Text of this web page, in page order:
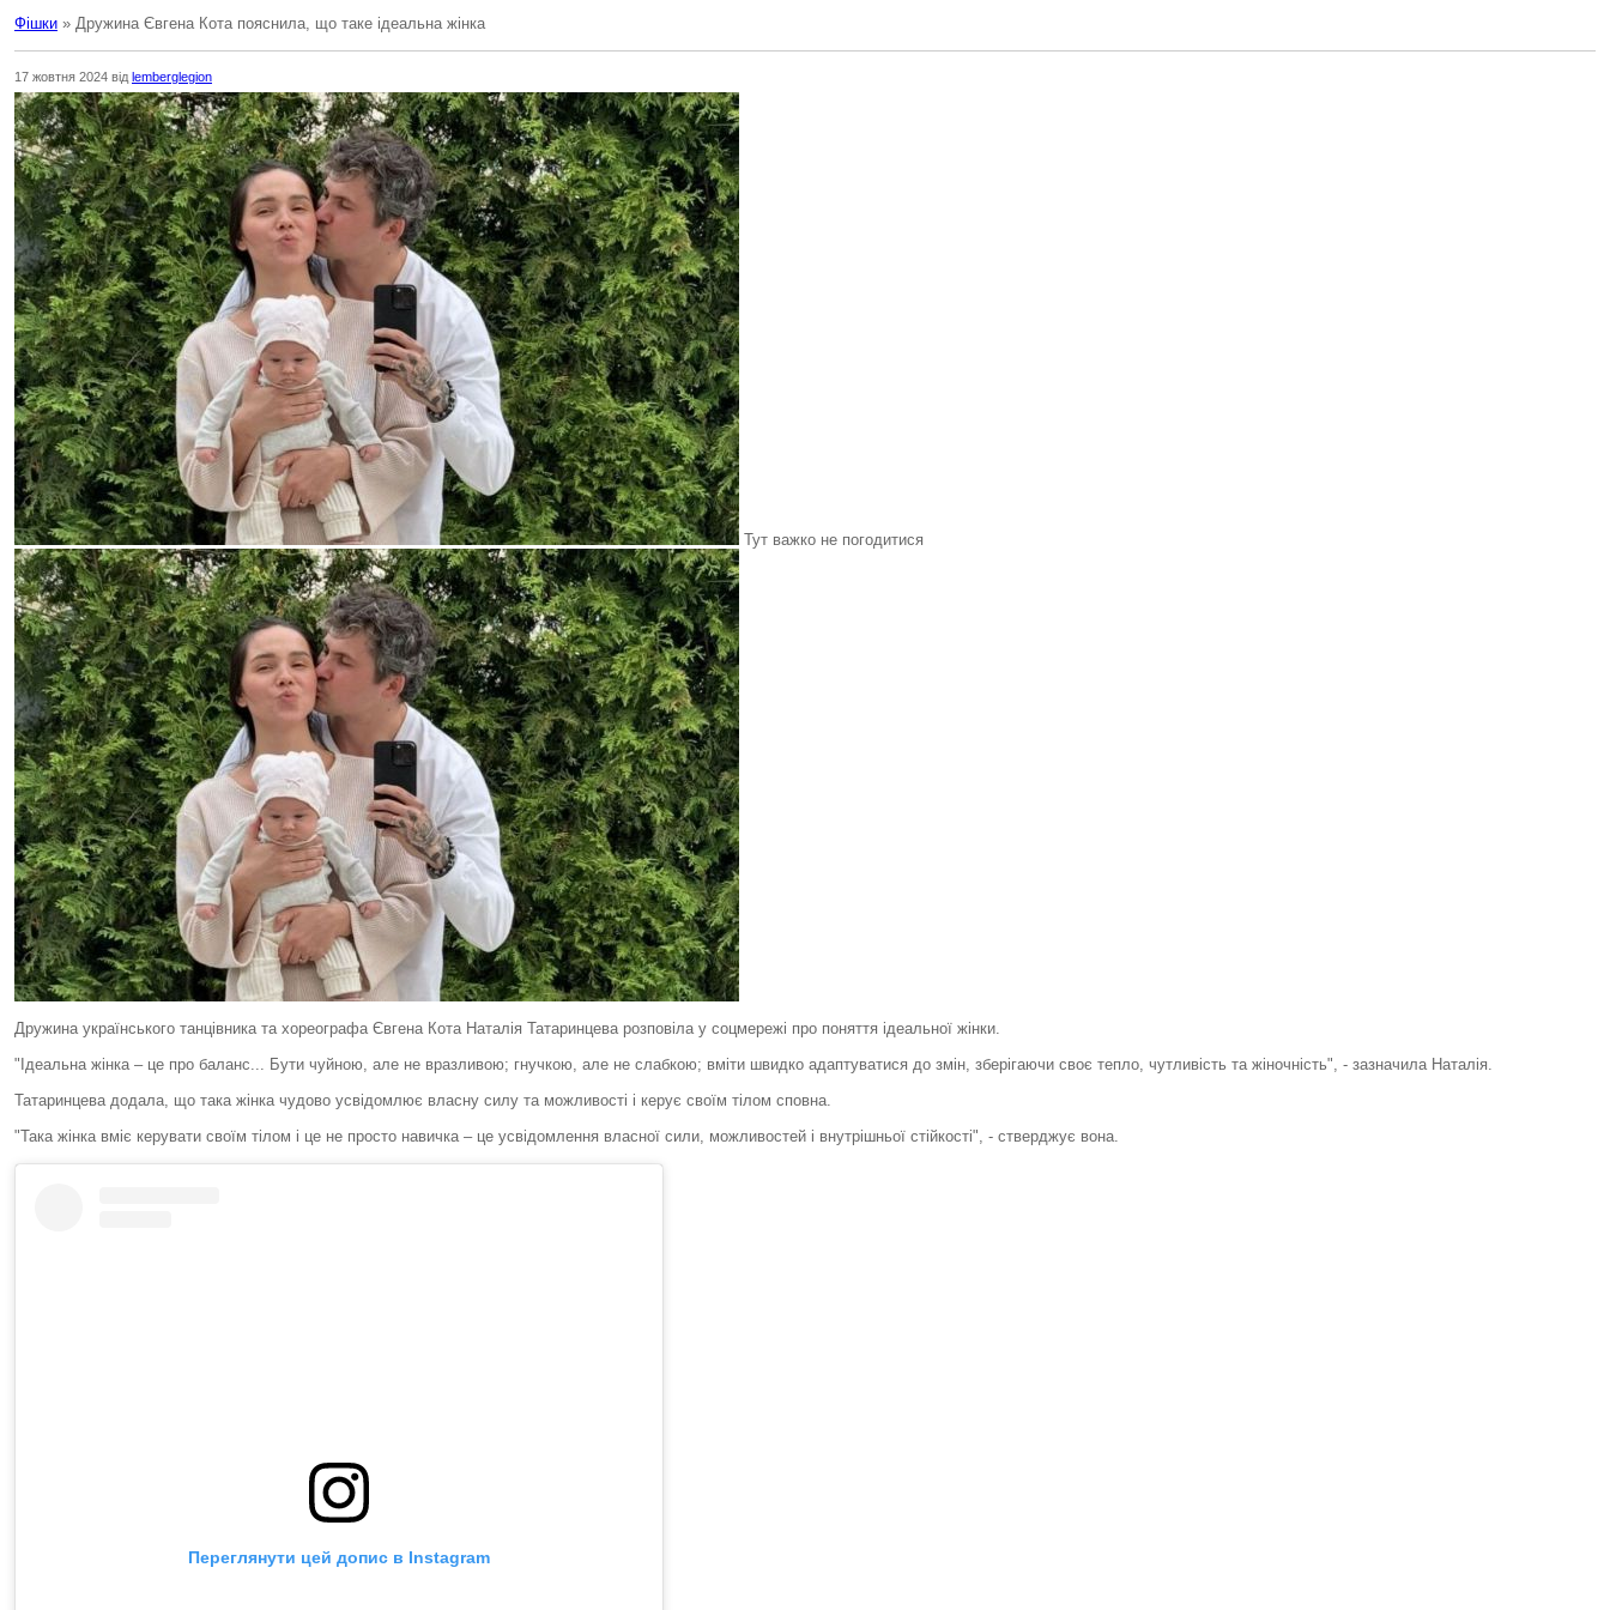
Фішки » Дружина Євгена Кота пояснила, що таке ідеальна жінка
17 жовтня 2024 від lemberglegion
Тут важко не погодитися
Дружина українського танцівника та хореографа Євгена Кота Наталія Татаринцева розповіла у соцмережі про поняття ідеальної жінки.
"Ідеальна жінка – це про баланс... Бути чуйною, але не вразливою; гнучкою, але не слабкою; вміти швидко адаптуватися до змін, зберігаючи своє тепло, чутливість та жіночність", - зазначила Наталія.
Татаринцева додала, що така жінка чудово усвідомлює власну силу та можливості і керує своїм тілом сповна.
"Така жінка вміє керувати своїм тілом і це не просто навичка – це усвідомлення власної сили, можливостей і внутрішньої стійкості", - стверджує вона.
Переглянути цей допис в Instagram